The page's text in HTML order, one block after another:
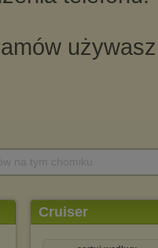
Cruiser